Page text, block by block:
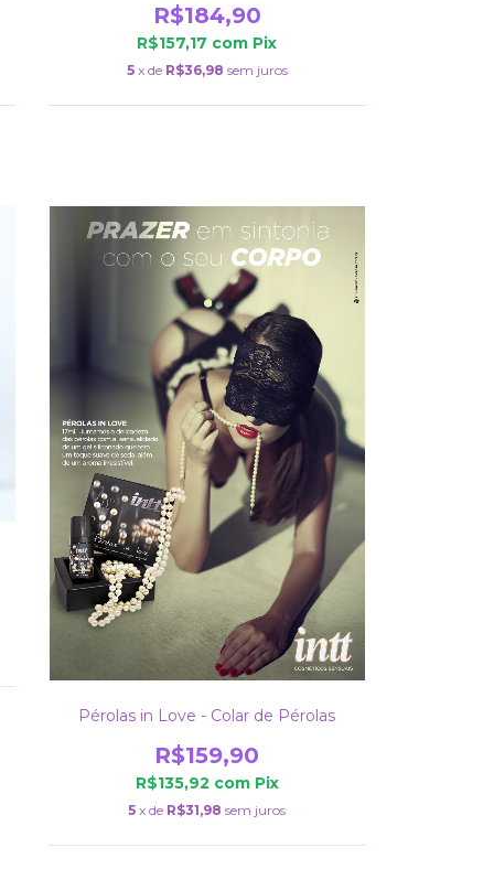
R$184,90
R$157,17 com Pix
5 x de R$36,98 sem juros
Pérolas in Love - Colar de Pérolas
R$159,90
R$135,92 com Pix
5 x de R$31,98 sem juros